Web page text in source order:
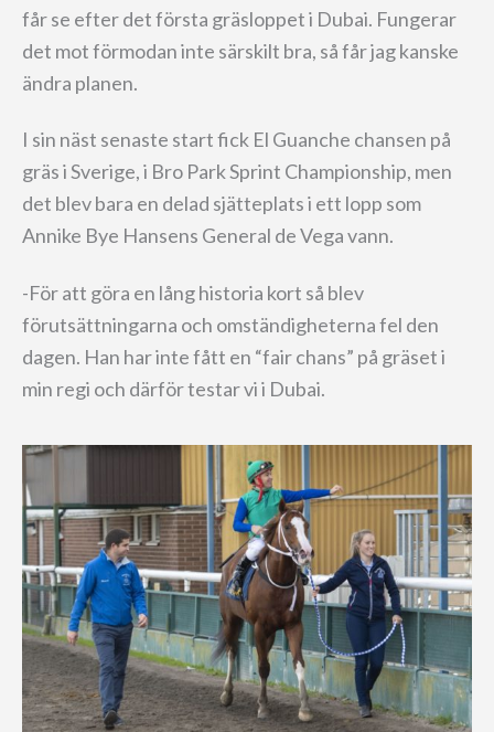
får se efter det första gräsloppet i Dubai. Fungerar
det mot förmodan inte särskilt bra, så får jag kanske
ändra planen.
I sin näst senaste start fick El Guanche chansen på
gräs i Sverige, i Bro Park Sprint Championship, men
det blev bara en delad sjätteplats i ett lopp som
Annike Bye Hansens General de Vega vann.
-För att göra en lång historia kort så blev
förutsättningarna och omständigheterna fel den
dagen. Han har inte fått en “fair chans” på gräset i
min regi och därför testar vi i Dubai.